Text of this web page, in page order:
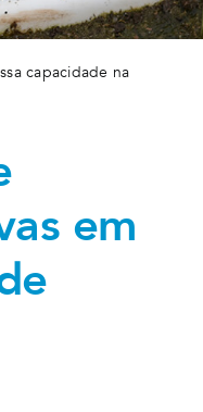
capacidade na
em